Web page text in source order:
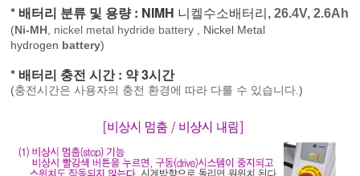
* 배터리 분류 및 용량 : NIMH 니켈수소배터리, 26.4V, 2.6Ah
(Ni-MH nickel metal hydride battery , Nickel Metal
hydrogen battery)
* 배터리 충전 시간 : 약 3시간
(충전시간은 사용자의 충전 환경에 따라 다를 수 있습니다.)